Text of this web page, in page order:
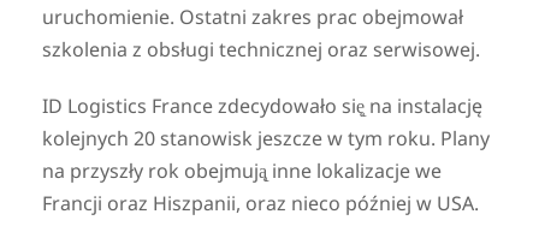
uruchomienie. Ostatni zakres prac obejmował
szkolenia z obsługi technicznej oraz serwisowej.
ID Logistics France zdecydowało się̨ na instalację
kolejnych 20 stanowisk jeszcze w tym roku. Plany
na przyszły rok obejmują̨ inne lokalizacje we
Francji oraz Hiszpanii, oraz nieco później w USA.